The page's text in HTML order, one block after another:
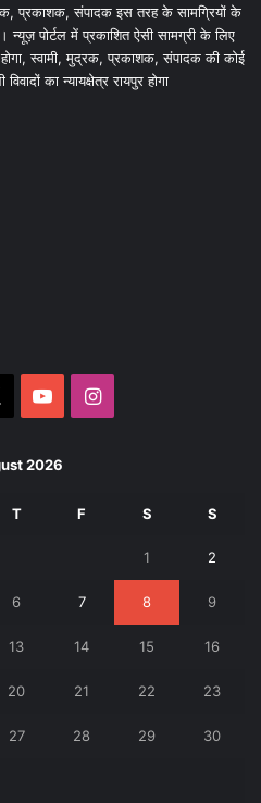
प्रकाशक, संपादक इस तरह के सामग्रियों के
न्यूज़ पोर्टल में प्रकाशित ऐसी सामग्री के लिए
स्वामी, मुद्रक, प्रकाशक, संपादक की कोई
का न्यायक्षेत्र रायपुर होगा
YouTubeInstagram
2026
T F S S
1 2
6 7 8 9
13 14 15 16
20 21 22 23
27 28 29 30